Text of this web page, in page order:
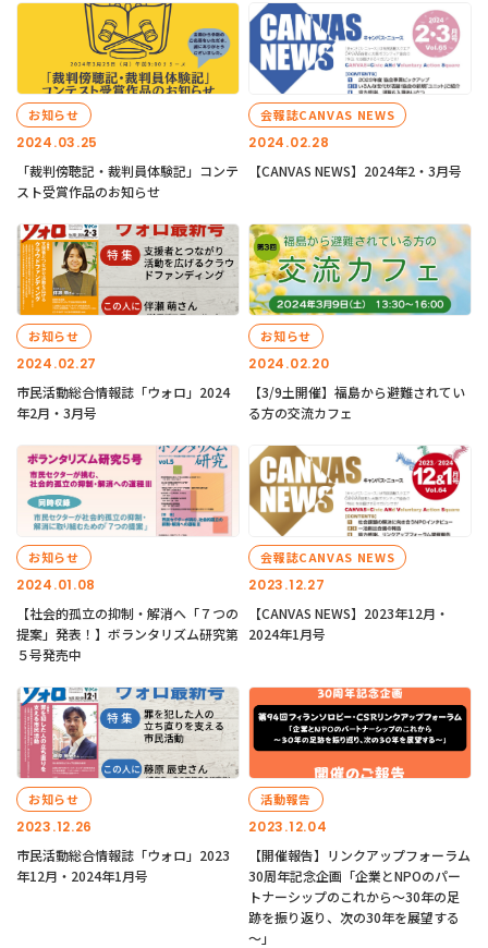
2024.03.25
お知らせ
「裁判傍聴記・裁判員体験記」コンテ
スト受賞作品のお知らせ
2024.02.28
会報誌CANVAS NEWS
【CANVAS NEWS】2024年2・3月号
2024.02.27
お知らせ
市民活動総合情報誌「ウォロ」2024
年2月・3月号
2024.02.20
お知らせ
【3/9土開催】福島から避難されてい
る方の交流カフェ
2024.01.08
お知らせ
【社会的孤立の抑制・解消へ「７つの
提案」発表！】ボランタリズム研究第
５号発売中
2023.12.27
会報誌CANVAS NEWS
【CANVAS NEWS】2023年12月・
2024年1月号
2023.12.26
お知らせ
市民活動総合情報誌「ウォロ」2023
年12月・2024年1月号
2023.12.04
活動報告
【開催報告】リンクアップフォーラム
30周年記念企画「企業とNPOのパー
トナーシップのこれから～30年の足
跡を振り返り、次の30年を展望する
～」